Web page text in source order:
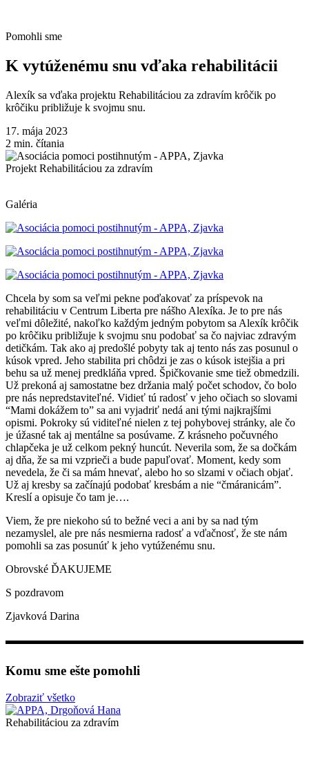
Pomohli sme
K vytúženému snu vďaka rehabilitácii
Alexík sa vďaka projektu Rehabilitáciou za zdravím krôčik po
krôčiku približuje k svojmu snu.
17. mája 2023
2 min. čítania
Projekt Rehabilitáciou za zdravím
Galéria
Chcela by som sa veľmi pekne poďakovať za príspevok na
rehabilitáciu v Centrum Liberta pre nášho Alexíka. Je to pre nás
veľmi dôležité, nakoľko každým jedným pobytom sa Alexík krôčik
po krôčiku približuje k svojmu snu podobať sa čo najviac zdravým
detičkám. Tak ako aj predošlé pobyty tak aj tento nás zas posunul o
kúsok vpred. Jeho stabilita pri chôdzi je zas o kúsok istejšia a pri
behu sa už menej predkláňa vpred. Špičkovanie sme tiež obmedzili.
Už prekoná aj samostatne bez držania malý počet schodov, čo bolo
pre nás nepredstaviteľné. Vidieť tú radosť v jeho očiach so slovami
“Mami dokážem to” sa ani vyjadriť nedá ani tými najkrajšími
opismi. Pokroky sú viditeľné nielen z tej pohybovej stránky, ale čo
je úžasné tak aj mentálne sa posúvame. Z krásneho počuvného
chlapčeka je už celkom pekný huncút. Neverila som, že sa dočkám
aj dňa, že sa mi vzprieči a bude papuľovať. Moment, kedy som
nevedela, že či sa mám hnevať, alebo ho so slzami v očiach objať.
Už aj kresby sa začínajú podobať kresbám a nie “čmáranicám”.
Kreslí a opisuje čo tam je….
Viem, že pre niekoho sú to bežné veci a ani by sa nad tým
nezamyslel, ale pre nás nesmierna radosť a vďačnosť, že ste nám
pomohli sa zas posunúť k jeho vytúženému snu.
Obrovské ĎAKUJEME
S pozdravom
Zjavková Darina
Komu sme ešte pomohli
Zobraziť všetko
Rehabilitáciou za zdravím